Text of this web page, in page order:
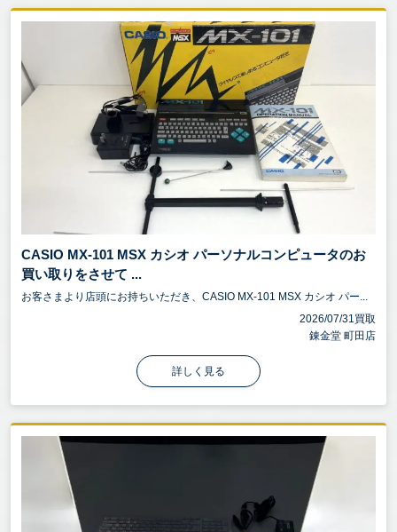
CASIO MX-101 MSX カシオ パーソナルコンピュータのお
買い取りをさせて ...
お客さまより店頭にお持ちいただき、CASIO MX-101 MSX カシオ パー...
2026/07/31買取
錬金堂 町田店
詳しく見る